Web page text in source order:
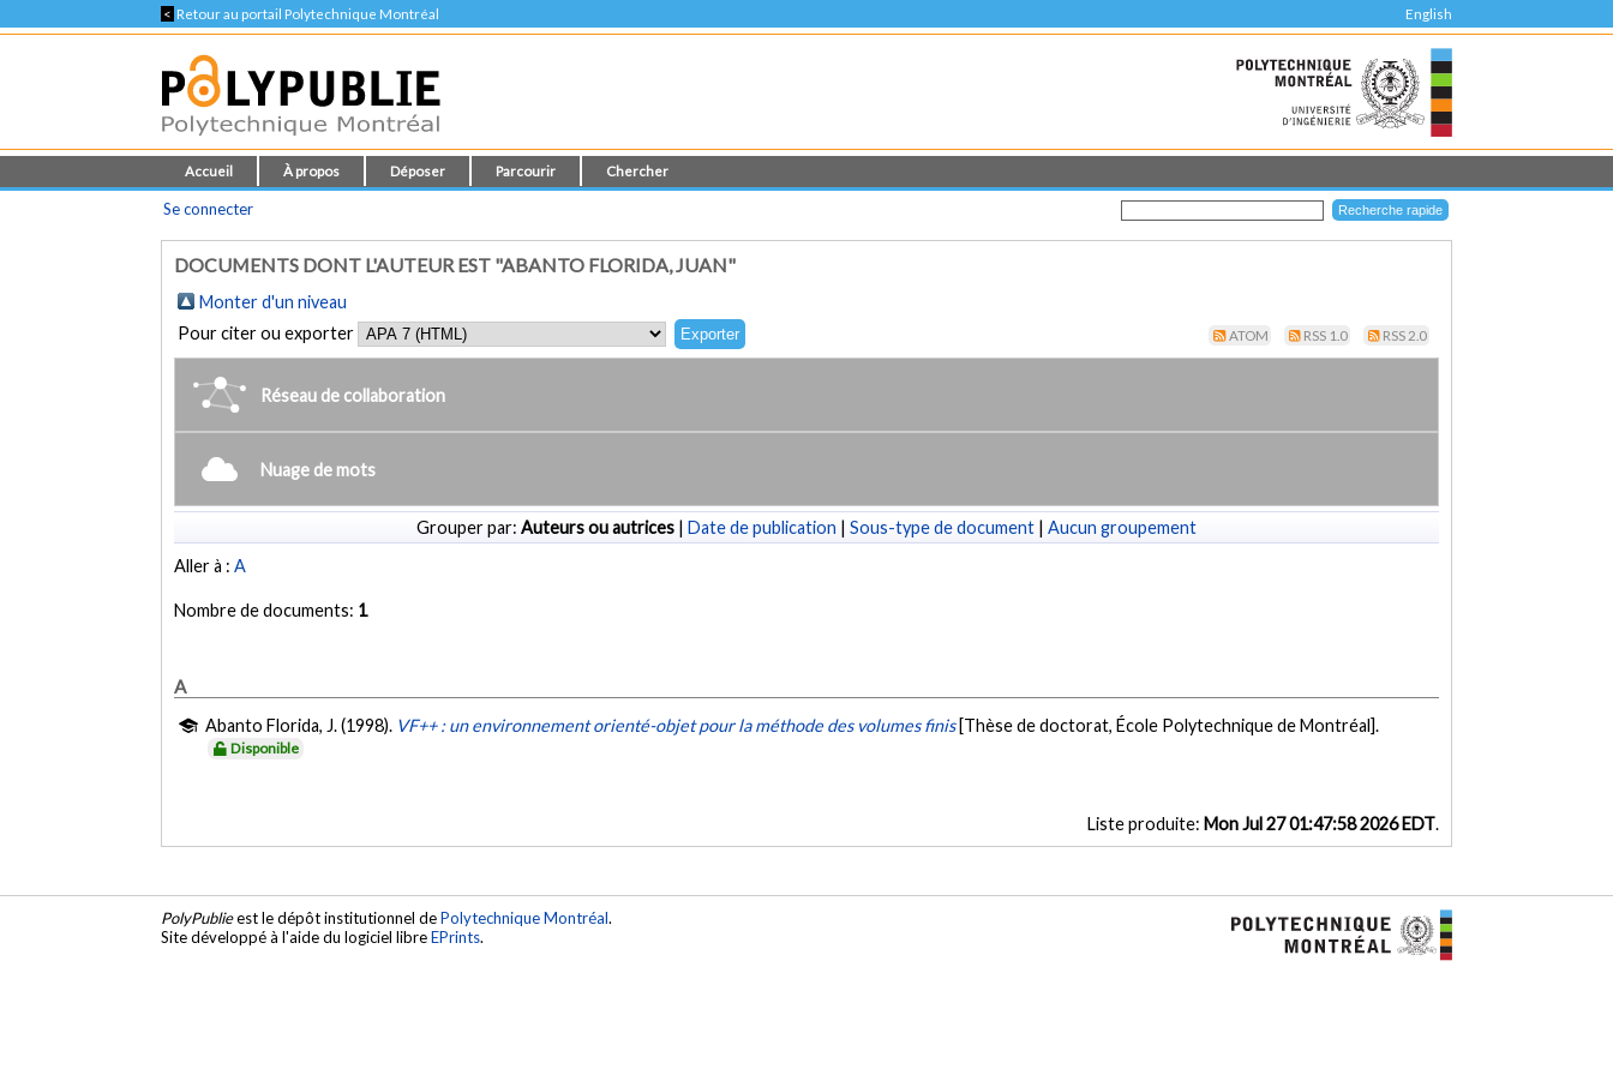
< Retour au portail Polytechnique Montréal English
Accueil À propos Déposer Parcourir Chercher
Se connecter
DOCUMENTS DONT L'AUTEUR EST "ABANTO FLORIDA, JUAN"
Monter d'un niveau
Pour citer ou exporter
ATOM RSS 1.0 RSS 2.0
Réseau de collaboration
Nuage de mots
Grouper par: Auteurs ou autrices | Date de publication | Sous-type de document | Aucun groupement
Aller à :A
Nombre de documents: 1
A
Abanto Florida, J. (1998). VF++ : un environnement orienté-objet pour la méthode des volumes finis [Thèse de doctorat, École Polytechnique de Montréal].
Disponible
Liste produite: Mon Jul 27 01:47:58 2026 EDT.
PolyPublieest le dépôt institutionnel dePolytechnique Montréal.
Site développé à l'aide du logiciel libreEPrints.